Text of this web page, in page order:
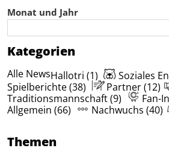
Monat und Jahr
Kategorien
Alle NewsHallotri (1)
Soziales
Spielberichte (38)
Partner (12)
Traditionsmannschaft (9)
Fan-
Allgemein (66)
Nachwuchs (40)
Themen